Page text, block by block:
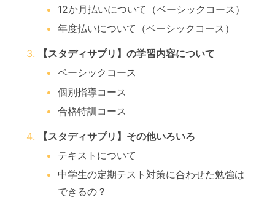
12か月払いについて（ベーシックコース）
年度払いについて（ベーシックコース）
【スタディサプリ】の学習内容について
ベーシックコース
個別指導コース
合格特訓コース
【スタディサプリ】その他いろいろ
テキストについて
中学生の定期テスト対策に合わせた勉強は
できるの？